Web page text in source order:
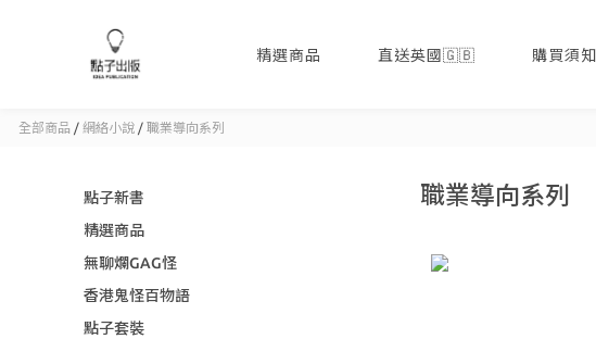
精選商品 直送英國🇬🇧 購買須知
全部商品 / 網絡小說 / 職業導向系列
點子新書
精選商品
無聊爛GAG怪
香港鬼怪百物語
點子套裝
職業導向系列